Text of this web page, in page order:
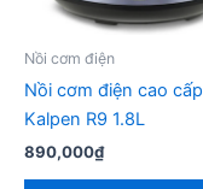
Nồi cơm điện
Nồi cơm điện cao cấp
Kalpen R9 1.8L
890,000₫